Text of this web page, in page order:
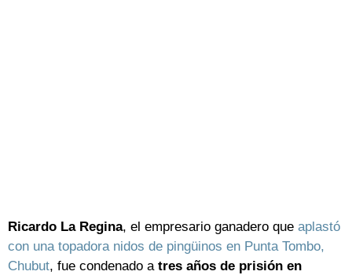
Ricardo La Regina, el empresario ganadero que aplastó
con una topadora nidos de pingüinos en Punta Tombo,
Chubut, fue condenado a tres años de prisión en